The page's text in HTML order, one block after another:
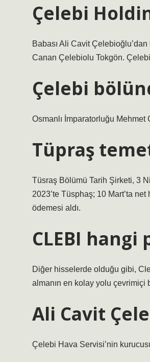
Çelebi
Babası Ali Cavit
Canan Çelebiolu Tokgön.
Çelebi
Osmanlı İmparatorluğu
Tüpraş
Tüsraş Bölümü Tarih Şirketi, 3
2023’te Tüsphaş; 10 Mart’ta
ödemesi aldı.
CLEBI hangi
Diğer hisselerde olduğu gibi,
almanın en kolay yolu çevrimiçi
Ali Cavit
Çelebi Hava Servisi’nin